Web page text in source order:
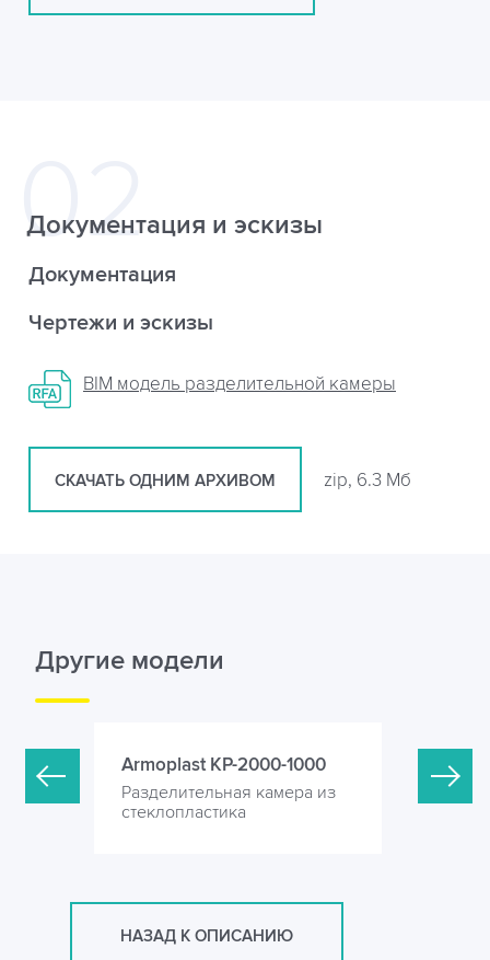
Документация и эскизы
Документация
Чертежи и эскизы
BIM модель разделительной камеры
СКАЧАТЬ ОДНИМ АРХИВОМ zip, 6.3 Мб
Другие модели
из
Armoplast KP-2000-1000
Разделительная камера из
стеклопластика
НАЗАД К ОПИСАНИЮ